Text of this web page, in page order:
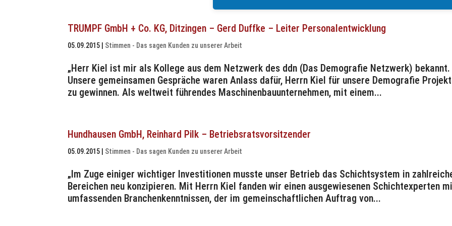
TRUMPF GmbH + Co. KG, Ditzingen – Gerd Duffke – Leiter Personalentwicklung
05.09.2015 Stimmen - Das sagen Kunden zu unserer Arbeit
„Herr Kiel ist mir als Kollege aus dem Netzwerk des ddn (Das Demografie Netzwerk) bekannt.
Unsere gemeinsamen Gespräche waren Anlass dafür, Herrn Kiel für unsere Demografie
zu gewinnen. Als weltweit führendes Maschinenbauunternehmen, mit einem...
Hundhausen GmbH, Reinhard Pilk – Betriebsratsvorsitzender
05.09.2015 Stimmen - Das sagen Kunden zu unserer Arbeit
„Im Zuge einiger wichtiger Investitionen musste unser Betrieb das Schichtsystem in
Bereichen neu konzipieren. Mit Herrn Kiel fanden wir einen ausgewiesenen Schichtexperten
umfassenden Branchenkenntnissen, der im gemeinschaftlichen Auftrag von...